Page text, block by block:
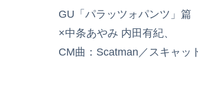
GU「パラッツォパンツ」篇
×中条あやみ 内田有紀、
CM曲：Scatman／スキャッ